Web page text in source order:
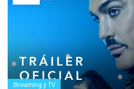
Streaming y TV